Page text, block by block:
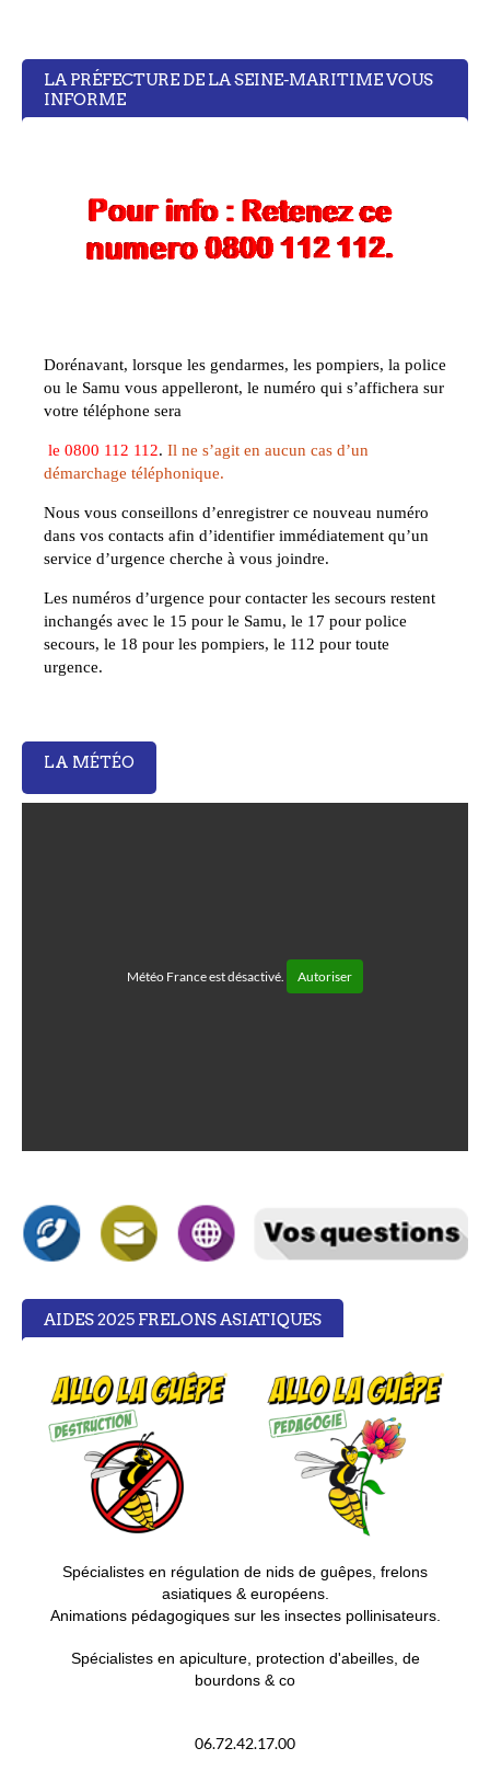
LA PRÉFECTURE DE LA SEINE-MARITIME VOUS
INFORME
Dorénavant, lorsque les gendarmes, les pompiers, la police
ou le Samu vous appelleront, le numéro qui s’affichera sur
votre téléphone sera
le 0800 112 112. Il ne s’agit en aucun cas d’un
démarchage téléphonique.
Nous vous conseillons d’enregistrer ce nouveau numéro
dans vos contacts afin d’identifier immédiatement qu’un
service d’urgence cherche à vous joindre.
Les numéros d’urgence pour contacter les secours restent
inchangés avec le 15 pour le Samu, le 17 pour police
secours, le 18 pour les pompiers, le 112 pour toute
urgence.
LA MÉTÉO
Météo France est désactivé. Autoriser
AIDES 2025 FRELONS ASIATIQUES
Spécialistes en régulation de nids de guêpes, frelons
asiatiques & européens.
Animations pédagogiques sur les insectes pollinisateurs.
Spécialistes en apiculture, protection d'abeilles, de
bourdons & co
06.72.42.17.00